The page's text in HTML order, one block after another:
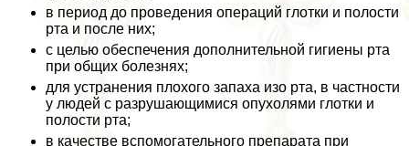
в период до проведения операций глотки и полости
рта и после них;
с целью обеспечения дополнительной гигиены рта
при общих болезнях;
для устранения плохого запаха изо рта, в частности
у людей с разрушающимися опухолями глотки и
полости рта;
в качестве вспомогательного препарата при